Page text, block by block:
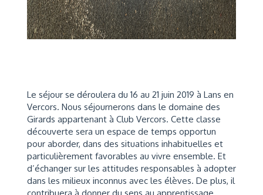
Le séjour se déroulera du 16 au 21 juin 2019 à Lans en
Vercors. Nous séjournerons dans le domaine des
Girards appartenant à Club Vercors. Cette classe
découverte sera un espace de temps opportun
pour aborder, dans des situations inhabituelles et
particulièrement favorables au vivre ensemble. Et
d’échanger sur les attitudes responsables à adopter
dans les milieux inconnus avec les élèves. De plus, il